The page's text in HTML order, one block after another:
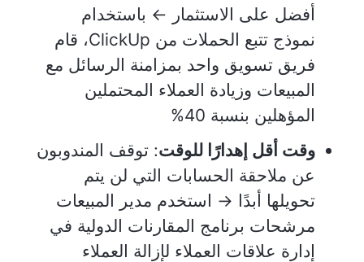
أفضل على الاستثمار ← باستخدام
نموذج تتبع الحملات من ClickUp، قام
فريق تسويق واحد بمزامنة الرسائل مع
المبيعات وزيادة العملاء المحتملين
المؤهلين بنسبة 40%
وقت أقل إهدارًا للوقت: توقف المندوبون
عن ملاحقة الحسابات التي لن يتم
تحويلها أبدًا → استخدم مدير المبيعات
مرشحات برنامج المقارنات الدولية في
إدارة علاقات العملاء لإزالة العملاء